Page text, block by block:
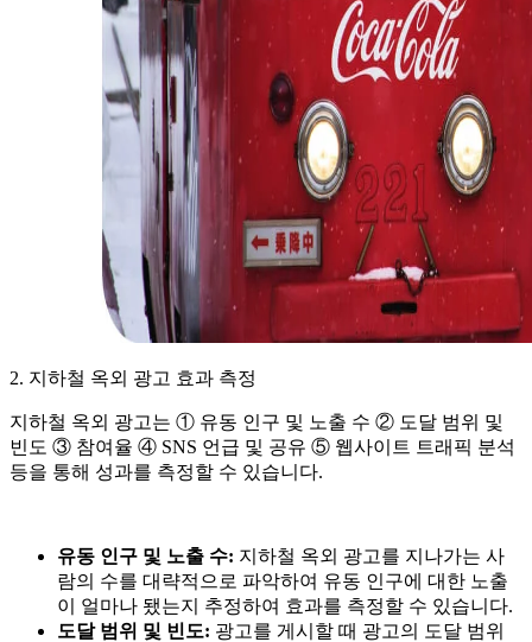
2. 지하철 옥외 광고 효과 측정
지하철 옥외 광고는 ① 유동 인구 및 노출 수 ② 도달 범위 및
빈도 ③ 참여율 ④ SNS 언급 및 공유 ⑤ 웹사이트 트래픽 분석
등을 통해 성과를 측정할 수 있습니다.
유동 인구 및 노출 수: 지하철 옥외 광고를 지나가는 사
람의 수를 대략적으로 파악하여 유동 인구에 대한 노출
이 얼마나 됐는지 추정하여 효과를 측정할 수 있습니다.
도달 범위 및 빈도: 광고를 게시할 때 광고의 도달 범위